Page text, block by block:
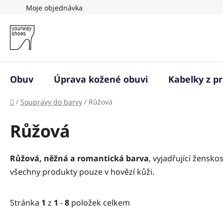
obsah
Moje objednávka
Obuv Úprava kožené obuvi Kabelky z
Domů
/ Soupravy do barvy / Růžová
Růžová
Růžová, něžná a romantická barva, vyjadřující
všechny produkty pouze v hovězí kůži.
Stránka 1 z 1 -8 položek celkem